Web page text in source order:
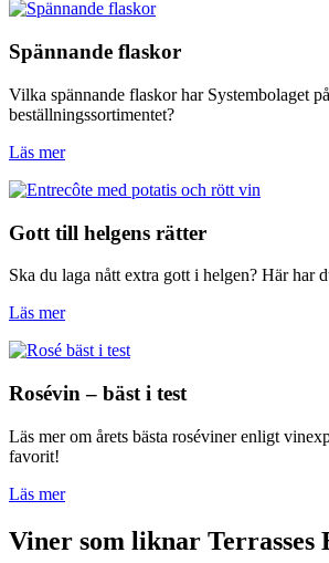
Spännande flaskor
Vilka spännande flaskor har Systembolaget
beställningssortimentet?
Läs mer
Gott till helgens rätter
Ska du laga nått extra gott i helgen? Här har
Läs mer
Rosévin – bäst i test
Läs mer om årets bästa roséviner enligt
favorit!
Läs mer
Viner som liknar Terrasses